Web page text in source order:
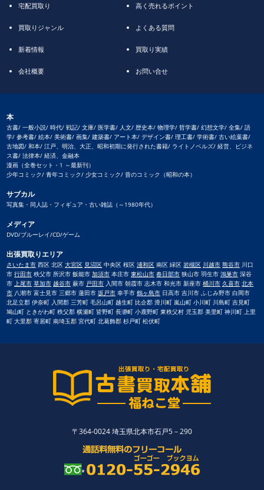
宅配買取り 高く売れるポイント
買取りジャンル よくある質問
新着情報 買取り実績
会社概要 お問い合せ
本
古書/ 一般小説/ 時代/ 戦記/ 文庫/ 医学書/ 人文/ 歴史本/ 物理学/ 哲学書/ 幻想文学/ 全集/ 語
学/ 参考書/ 絵本/ 美術書/ 画集/ 建築書/ アート本/ デザイン書/ 理工書/ 学術書/ 古い絵葉書/
古地図/ 和本/ 江戸、明治、大正、昭和初期に発行された書籍/ ライトノベルズ/ 経営、ビジネ
ス書/ 法律本/ 経済、金融本
漫画（全巻セット・1 ～最新刊）
少年コミック/ 青年コミック/ 少女コミック/ 昔のコミック（昭和の本）
サブカル
写真集・同人誌・フィギュア・古い雑誌（～1980年代）
メディア
DVD/ブルーレイ/CD/ゲーム
出張買取りエリア
さいたま市 西区 北区大宮区 見沼区 中央区 桜区浦和区 南区 緑区岩槻区 川越市 熊谷市 川口
市行田市 秩父市 所沢市 飯能市加須市 本庄市東松山市 春日部市 狭山市 羽生市鴻巣市 深谷
市上尾市 草加市 越谷市 蕨市 戸田市 入間市 朝霞市 志木市 和光市 新座市桶川市 久喜市 北本
市 八潮市 富士見市 三郷市 蓮田市坂戸市 幸手市鶴ヶ島市 日高市 吉川市 ふじみ野市 白岡市
北足立郡 伊奈町 入間郡 三芳町 毛呂山町 越生町 比企郡 滑川町 嵐山町 小川町 川島町 吉見町
鳩山町 ときがわ町 秩父郡 横瀬町 皆野町 長瀞町 小鹿野町 東秩父村 児玉郡 美里町 神川町 上里
町 大里郡 寄居町 南埼玉郡 宮代町 北葛飾郡 杉戸町 松伏町
〒364-0024 埼玉県北本市石戸5－290